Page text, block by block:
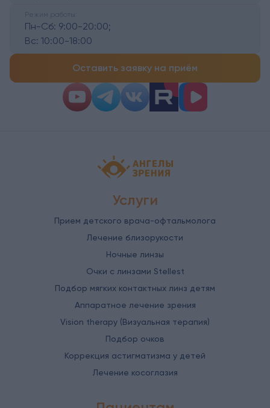
Режим работы:
Пн-Сб: 9:00-20:00;
Вс: 10:00-18:00
Оставить заявку на приём
Детская офтальмология Ангелы
Услуги
Прием детского врача-офтальмолога
Лечение близорукости
Ночные линзы
Очки с линзами Stellest
Подбор мягких контактных линз детям
Аппаратное лечение зрения
Vision therapy (Визуальная терапия)
Подбор очков
Коррекция астигматизма у детей
Лечение косоглазия